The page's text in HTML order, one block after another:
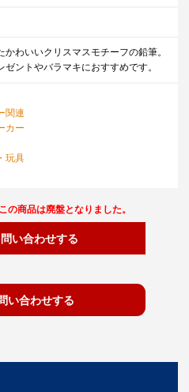
わいいクリスマスモチーフの鉛筆。
ントやバラマキにおすすめです。
関連
カー
玩具
の商品は廃盤となりました。
い合わせする
い合わせする